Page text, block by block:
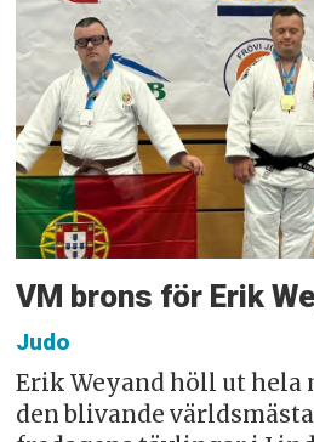
VM brons för Erik
Judo
Erik Weyand höll ut hela
den blivande